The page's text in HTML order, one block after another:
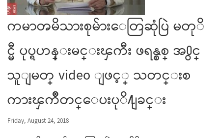
ကမာၻမိသားစုမ်ားေတြဆုံပြဲ မတုိ
င္မီ ပုပ္ရဟန္းမင္းၾကီး ဖရန္စစ္ အ႐ွင္
သူျမတ္ video ျဖင့္ သတင္းစ
ကားၾကဳိတင္ေပးပုိ႔ျခင္း
Friday, August 24, 2018